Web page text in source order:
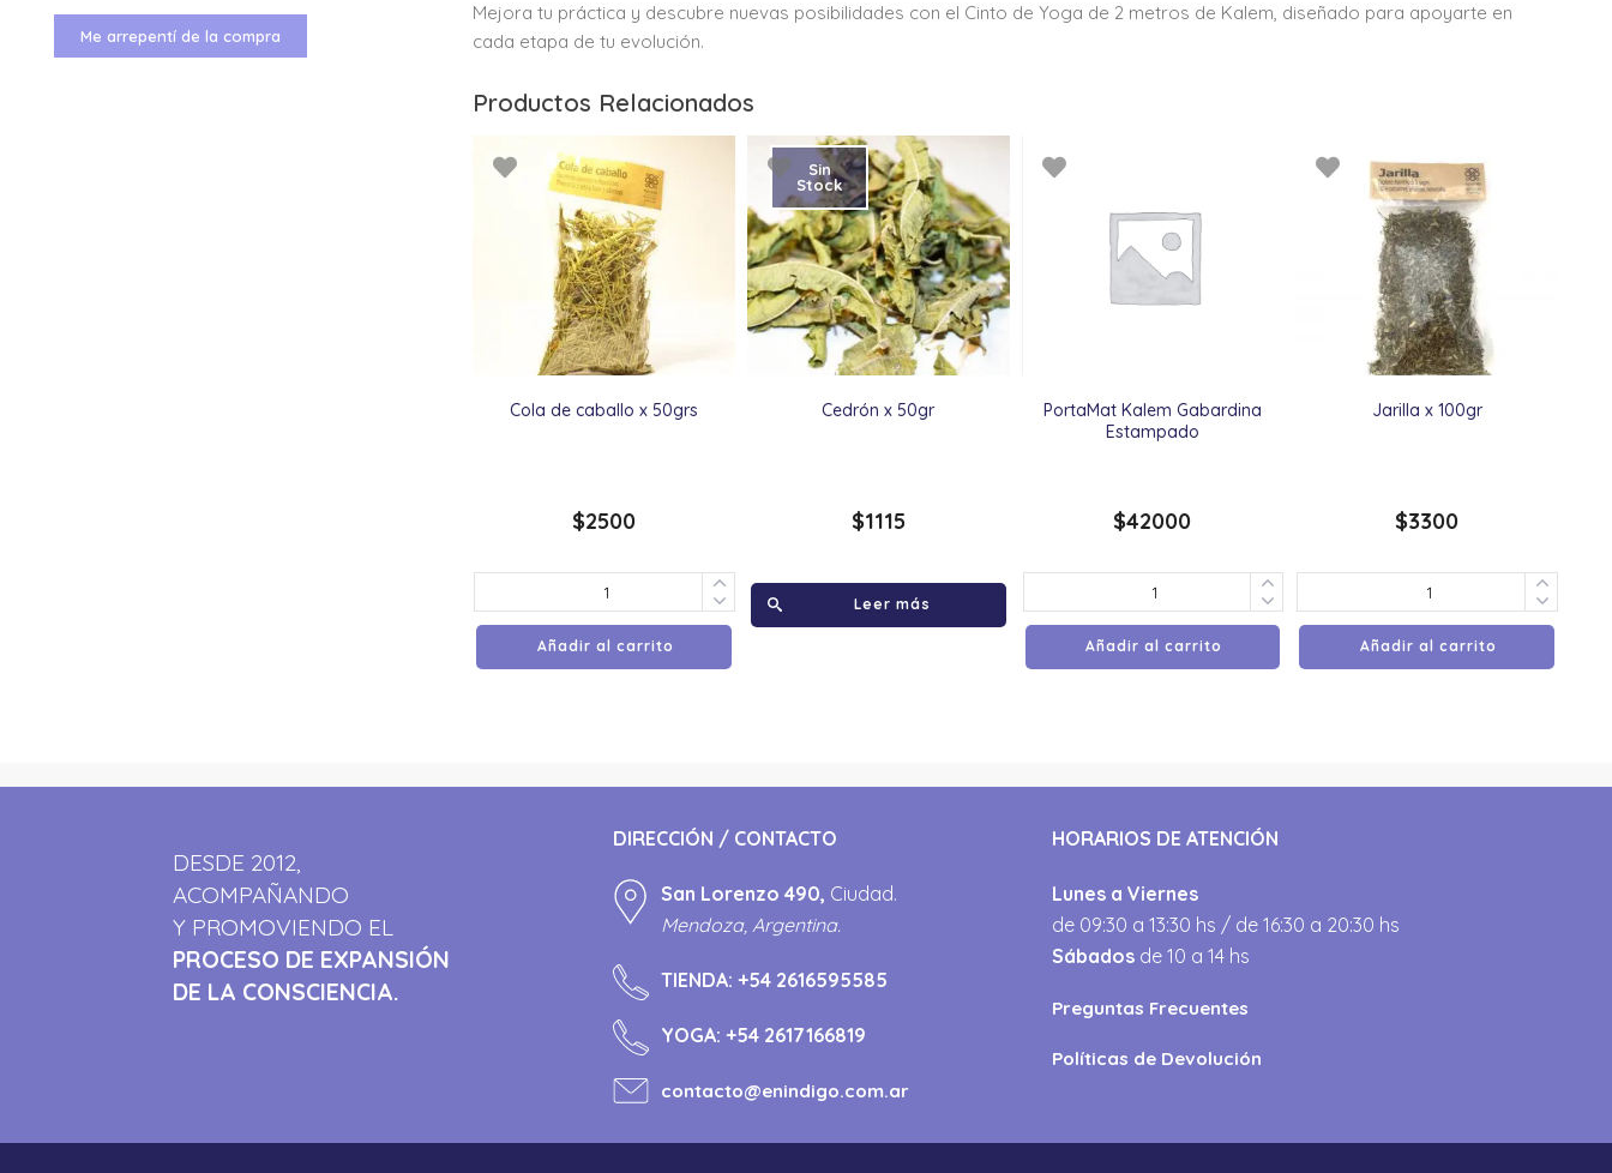
Mejora tu práctica y descubre nuevas posibilidades con el Cinto de Yoga de 2 metros de Kalem, diseñado para apoyarte en
cada etapa de tu evolución.
Productos Relacionados
Cola de caballo x 50grs
$2500
Añadir al carrito
Cedrón x 50gr
Sin
Stock
$1115
Leer más
PortaMat Kalem Gabardina
Estampado
$42000
Añadir al carrito
Jarilla x 100gr
$3300
Añadir al carrito
Me arrepentí de la compra
DESDE 2012,
ACOMPAÑANDO
Y PROMOVIENDO EL
PROCESO DE EXPANSIÓN
DE LA CONSCIENCIA.
DIRECCIÓN / CONTACTO
San Lorenzo 490, Ciudad.
Mendoza, Argentina.
TIENDA: +54 2616595585
YOGA: +54 2617166819
contacto@enindigo.com.ar
HORARIOS DE ATENCIÓN
Lunes a Viernes
de 09:30 a 13:30 hs / de 16:30 a 20:30 hs
Sábados de 10 a 14 hs
Preguntas Frecuentes
Políticas de Devolución